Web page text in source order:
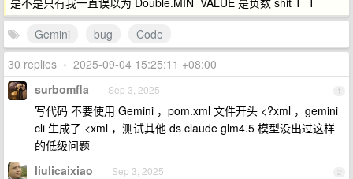
Gemini
bug
Code
30 replies • 2025-09-04 15:25:11 +08:00
1
surbomfla Sep 3, 2025
写代码 不要使用 Gemini ，pom.xml 文件开头 <?xml ，gemini
cli 生成了 <xml ，测试其他 ds claude glm4.5 模型没出过这样
的低级问题
2
liulicaixiao Sep 3, 2025